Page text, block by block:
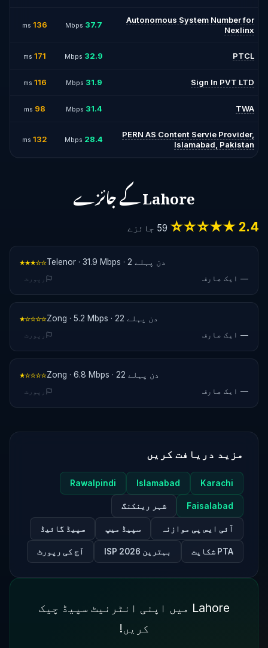
Autonomous System Number for
Nexlinx
37.7
Mbps
136
ms
PTCL
32.9
Mbps
171
ms
Sign In PVT LTD
31.9
Mbps
116
ms
TWA
31.4
Mbps
98
ms
PERN AS Content Servie Provider,
Islamabad, Pakistan
28.4
Mbps
132
ms
Lahore کے جائزے
2.4 ★★☆☆☆
★★★☆☆ Telenor · 31.9 Mbps · 2 دن پہلے
— ایک صارف رپورٹ
★☆☆☆☆ Zong · 5.2 Mbps · 22 دن پہلے
— ایک صارف رپورٹ
★☆☆☆☆ Zong · 6.8 Mbps · 22 دن پہلے
— ایک صارف رپورٹ
مزید دریافت کریں
Karachi
Islamabad
Rawalpindi
Faisalabad شہر رینکنگ
آئی ایس پی موازنہ سپیڈ میپ سپیڈ گائیڈ
PTA شکایت بہترین ISP 2026 آج کی رپورٹ
Lahore میں اپنی انٹرنیٹ سپیڈ چیک
کریں!